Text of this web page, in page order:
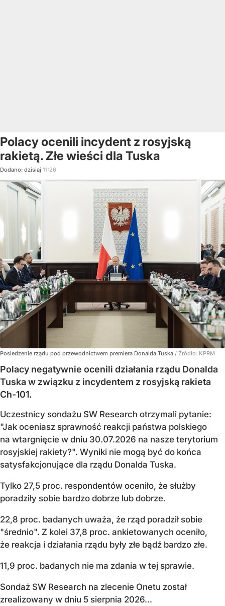
Polacy ocenili incydent z rosyjską
rakietą. Złe wieści dla Tuska
Dodano: dzisiaj 11:26
Posiedzenie rządu pod przewodnictwem premiera Donalda Tuska / Źródło: KPRM
Polacy negatywnie ocenili działania rządu Donalda
Tuska w związku z incydentem z rosyjską rakieta
Ch-101.
Uczestnicy sondażu SW Research otrzymali pytanie:
"Jak oceniasz sprawność reakcji państwa polskiego
na wtargnięcie w dniu 30.07.2026 na nasze terytorium
rosyjskiej rakiety?". Wyniki nie mogą być do końca
satysfakcjonujące dla rządu Donalda Tuska.
Tylko 27,5 proc. respondentów oceniło, że służby
poradziły sobie bardzo dobrze lub dobrze.
22,8 proc. badanych uważa, że rząd poradził sobie
"średnio". Z kolei 37,8 proc. ankietowanych oceniło,
że reakcja i działania rządu były złe bądź bardzo złe.
11,9 proc. badanych nie ma zdania w tej sprawie.
Sondaż SW Research na zlecenie Onetu został
zrealizowany w dniu 5 sierpnia 2026...